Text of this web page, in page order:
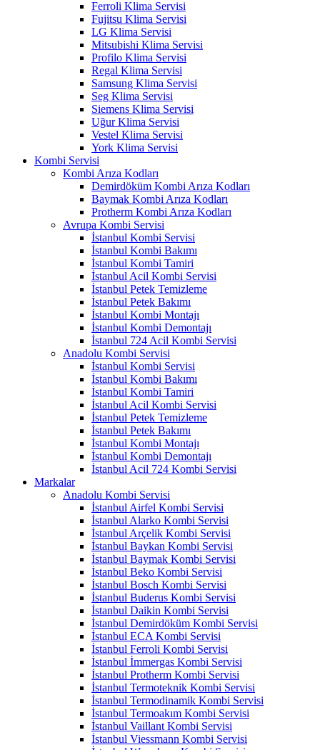
Ferroli Klima Servisi
Fujitsu Klima Servisi
LG Klima Servisi
Mitsubishi Klima Servisi
Profilo Klima Servisi
Regal Klima Servisi
Samsung Klima Servisi
Seg Klima Servisi
Siemens Klima Servisi
Uğur Klima Servisi
Vestel Klima Servisi
York Klima Servisi
Kombi Servisi
Kombi Arıza Kodları
Demirdöküm Kombi Arıza Kodları
Baymak Kombi Arıza Kodları
Protherm Kombi Arıza Kodları
Avrupa Kombi Servisi
İstanbul Kombi Servisi
İstanbul Kombi Bakımı
İstanbul Kombi Tamiri
İstanbul Acil Kombi Servisi
İstanbul Petek Temizleme
İstanbul Petek Bakımı
İstanbul Kombi Montajı
İstanbul Kombi Demontajı
İstanbul 724 Acil Kombi Servisi
Anadolu Kombi Servisi
İstanbul Kombi Servisi
İstanbul Kombi Bakımı
İstanbul Kombi Tamiri
İstanbul Acil Kombi Servisi
İstanbul Petek Temizleme
İstanbul Petek Bakımı
İstanbul Kombi Montajı
İstanbul Kombi Demontajı
İstanbul Acil 724 Kombi Servisi
Markalar
Anadolu Kombi Servisi
İstanbul Airfel Kombi Servisi
İstanbul Alarko Kombi Servisi
İstanbul Arçelik Kombi Servisi
İstanbul Baykan Kombi Servisi
İstanbul Baymak Kombi Servisi
İstanbul Beko Kombi Servisi
İstanbul Bosch Kombi Servisi
İstanbul Buderus Kombi Servisi
İstanbul Daikin Kombi Servisi
İstanbul Demirdöküm Kombi Servisi
İstanbul ECA Kombi Servisi
İstanbul Ferroli Kombi Servisi
İstanbul İmmergas Kombi Servisi
İstanbul Protherm Kombi Servisi
İstanbul Termoteknik Kombi Servisi
İstanbul Termodinamik Kombi Servisi
İstanbul Termoakım Kombi Servisi
İstanbul Vaillant Kombi Servisi
İstanbul Viessmann Kombi Servisi